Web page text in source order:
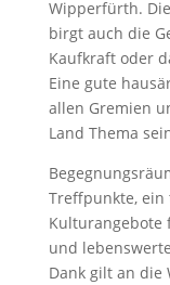
Wipperfürth.
birgt auch die
Kaufkraft oder
Eine gute
allen Gremien
Land Thema
Treffpunkte,
Kulturangebote
und
Dank gilt an